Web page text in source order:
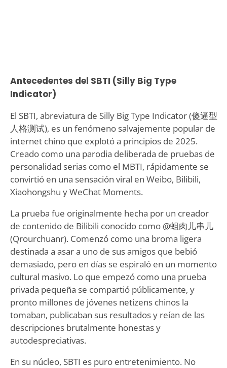
Antecedentes del SBTI (Silly Big Type
Indicator)
El SBTI, abreviatura de Silly Big Type Indicator (傻逼型
人格测试), es un fenómeno salvajemente popular de
internet chino que explotó a principios de 2025.
Creado como una parodia deliberada de pruebas de
personalidad serias como el MBTI, rápidamente se
convirtió en una sensación viral en Weibo, Bilibili,
Xiaohongshu y WeChat Moments.
La prueba fue originalmente hecha por un creador
de contenido de Bilibili conocido como @蛆肉儿串儿
(Qrourchuanr). Comenzó como una broma ligera
destinada a asar a uno de sus amigos que bebió
demasiado, pero en días se espiraló en un momento
cultural masivo. Lo que empezó como una prueba
privada pequeña se compartió públicamente, y
pronto millones de jóvenes netizens chinos la
tomaban, publicaban sus resultados y reían de las
descripciones brutalmente honestas y
autodespreciativas.
En su núcleo, SBTI es puro entretenimiento. No